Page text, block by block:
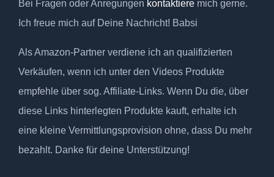
Bei Fragen oder Anregungen kontaktiere mich gerne.
Ich freue mich auf Deine Nachricht! Babsi
Als Amazon-Partner verdiene ich an qualifizierten
Verkäufen, wenn ich unter den Videos Produkte
empfehle über sog. Affiliate-Links. Wenn Du die, über
diese Links hinterlegten Produkte kauft, erhalte ich
eine kleine Vermittlungsprovision ohne, dass Du mehr
bezahlt. Danke für deine Unterstützung!